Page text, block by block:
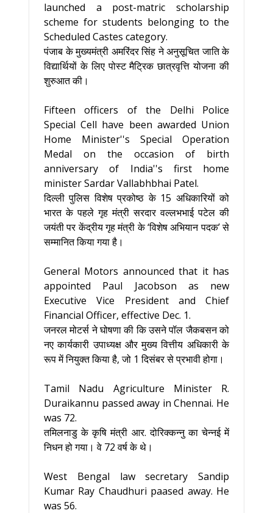
launched a post-matric scholarship
scheme for students belonging to the
Scheduled Castes category.
पंजाब के मुख्यमंत्री अमरिंदर सिंह ने अनुसूचित जाति के
विद्यार्थियों के लिए पोस्ट मैट्रिक छात्रवृत्ति योजना की
शुरुआत की।
Fifteen officers of the Delhi Police
Special Cell have been awarded Union
Home Minister''s Special Operation
Medal on the occasion of birth
anniversary of India''s first home
minister Sardar Vallabhbhai Patel.
दिल्ली पुलिस विशेष प्रकोष्ठ के 15 अधिकारियों को
भारत के पहले गृह मंत्री सरदार वल्लभभाई पटेल की
जयंती पर केंद्रीय गृह मंत्री के ‘विशेष अभियान पदक’ से
सम्मानित किया गया है।
General Motors announced that it has
appointed Paul Jacobson as new
Executive Vice President and Chief
Financial Officer, effective Dec. 1.
जनरल मोटर्स ने घोषणा की कि उसने पॉल जैकबसन को
नए कार्यकारी उपाध्यक्ष और मुख्य वित्तीय अधिकारी के
रूप में नियुक्त किया है, जो 1 दिसंबर से प्रभावी होगा।
Tamil Nadu Agriculture Minister R.
Duraikannu passed away in Chennai. He
was 72.
तमिलनाडु के कृषि मंत्री आर. दोरिक्कन्नु का चेन्नई में
निधन हो गया। वे 72 वर्ष के थे।
West Bengal law secretary Sandip
Kumar Ray Chaudhuri paased away. He
was 56.